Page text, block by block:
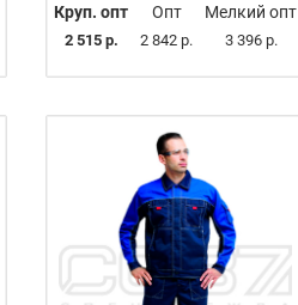
Круп. опт
2 515 р.
Опт
2 842 р.
Мелкий опт
3 396 р.